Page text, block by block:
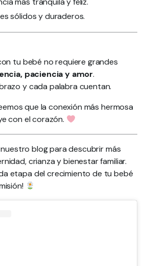
sólidos y duraderos.
tu bebé no requiere grandes
paciencia y amor.
y cada palabra cuentan.
que la conexión más hermosa
con el corazón.
blog para descubrir más
crianza y bienestar familiar.
etapa del crecimiento de tu bebé